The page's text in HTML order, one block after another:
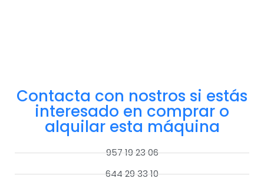
Contacta con nostros si estás
interesado en comprar o
alquilar esta máquina
957 19 23 06
644 29 33 10